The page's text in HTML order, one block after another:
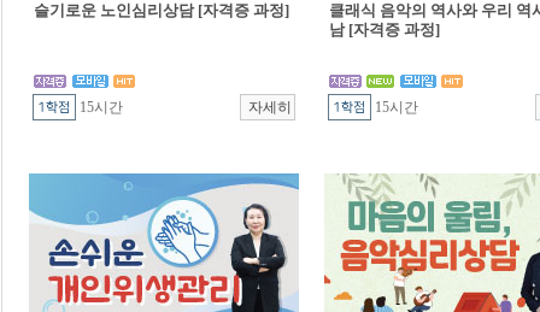
슬기로운 노인심리상담 [자격증 과정]
15시간
클래식 음악의 역사와 우리 역
남 [자격증 과정]
15시간